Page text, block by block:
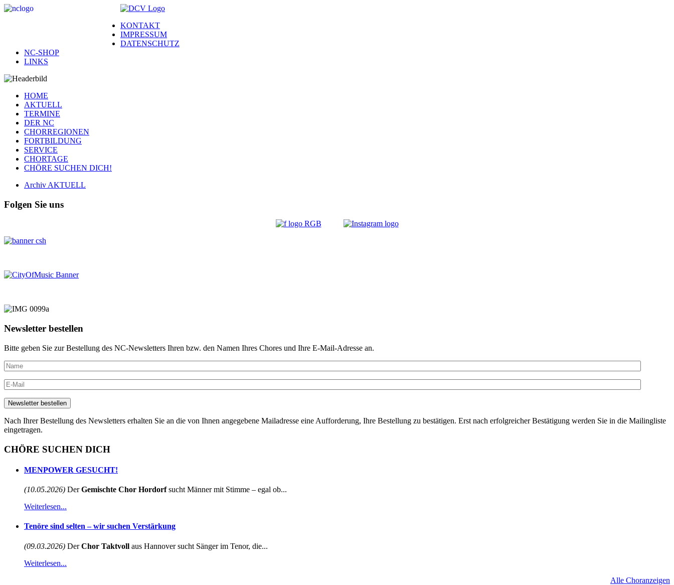
KONTAKT
IMPRESSUM
DATENSCHUTZ
NC-SHOP
LINKS
HOME
AKTUELL
TERMINE
DER NC
CHORREGIONEN
FORTBILDUNG
SERVICE
CHORTAGE
CHÖRE SUCHEN DICH!
Archiv AKTUELL
Folgen Sie uns
Newsletter bestellen
Bitte geben Sie zur Bestellung des NC-Newsletters Ihren bzw. den Namen Ihres Chores und Ihre E-Mail-Adresse an.
Nach Ihrer Bestellung des Newsletters erhalten Sie an die von Ihnen angegebene Mailadresse eine Aufforderung, Ihre Bestellung zu bestätigen. Erst nach erfolgreicher Bestätigung werden Sie in die Mailingliste
eingetragen.
CHÖRE SUCHEN DICH
MENPOWER GESUCHT!
(10.05.2026) DerGemischte Chor Hordorfsucht Männer mit Stimme – egal ob...
Weiterlesen...
Tenöre sind selten – wir suchen Verstärkung
(09.03.2026) DerChor Taktvoll aus Hannover sucht Sänger im Tenor, die...
Weiterlesen...
Alle Choranzeigen